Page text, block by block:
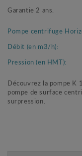
Garantie 2 ans.
Pompe centrifuge
Débit (en m3/h):
Pression (en HMT):
Découvrez la pompe K
pompe de surface
surpression.